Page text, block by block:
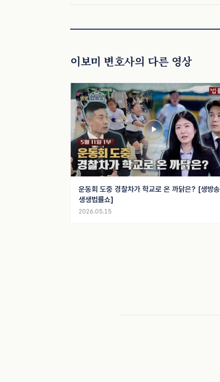
이보미 변호사의 다른 영상
운동회 도중 경찰차가 학교로 온 까닭은? [생방송
생생법률쇼]
2026.05.15